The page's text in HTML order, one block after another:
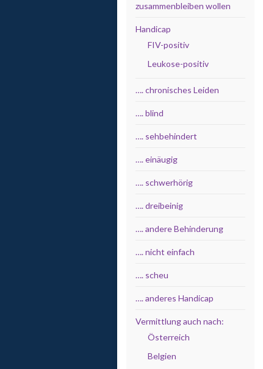
zusammenbleiben wollen
Handicap
FIV-positiv
Leukose-positiv
…. chronisches Leiden
…. blind
…. sehbehindert
…. einäugig
…. schwerhörig
…. dreibeinig
…. andere Behinderung
…. nicht einfach
…. scheu
…. anderes Handicap
Vermittlung auch nach:
Österreich
Belgien